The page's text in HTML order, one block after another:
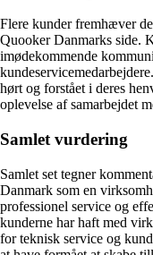
Flere kunder fremhæver
Quooker Danmarks side.
imødekommende
hørt og forstået i deres
oplevelse af samarbejdet
Samlet vurdering
Samlet set tegner
Danmark som en
professionel service og
kunderne har haft med
for teknisk service og